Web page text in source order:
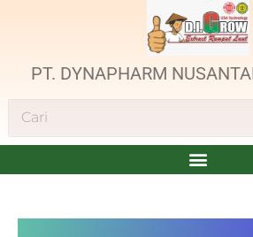
PT. DYNAPHARM